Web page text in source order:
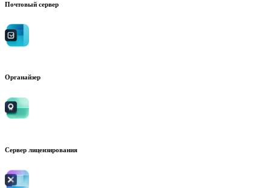
Почтовый сервер
Органайзер
Сервер лицензирования